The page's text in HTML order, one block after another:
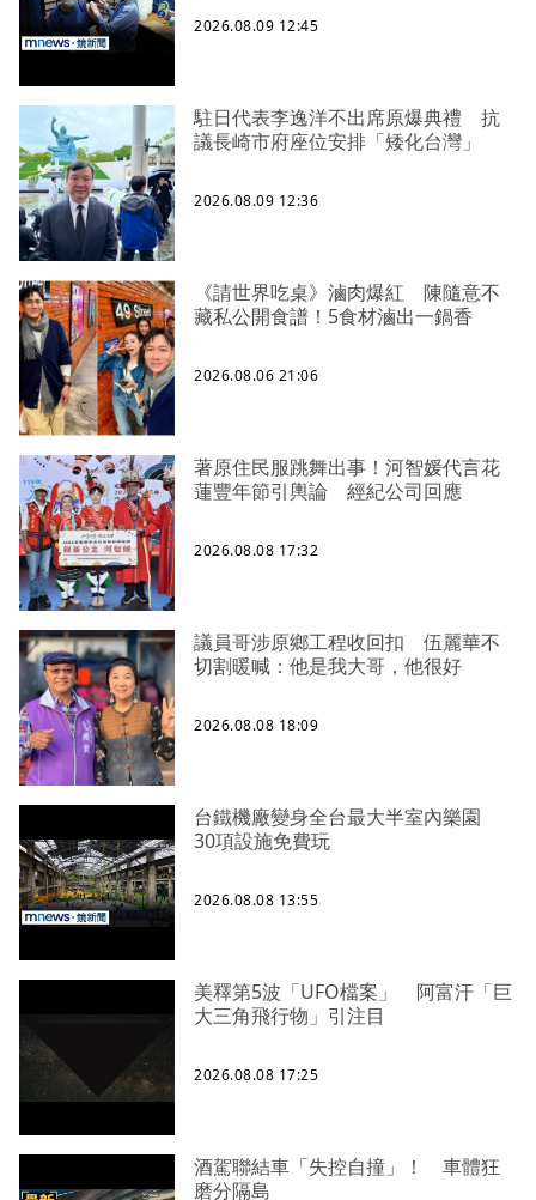
2026.08.09 12:45
駐日代表李逸洋不出席原爆典禮 抗
議長崎市府座位安排「矮化台灣」
2026.08.09 12:36
《請世界吃桌》滷肉爆紅 陳隨意不
藏私公開食譜！5食材滷出一鍋香
2026.08.06 21:06
著原住民服跳舞出事！河智媛代言花
蓮豐年節引輿論 經紀公司回應
2026.08.08 17:32
議員哥涉原鄉工程收回扣 伍麗華不
切割暖喊：他是我大哥，他很好
2026.08.08 18:09
台鐵機廠變身全台最大半室內樂園
30項設施免費玩
2026.08.08 13:55
美釋第5波「UFO檔案」 阿富汗「巨
大三角飛行物」引注目
2026.08.08 17:25
酒駕聯結車「失控自撞」！ 車體狂
磨分隔島